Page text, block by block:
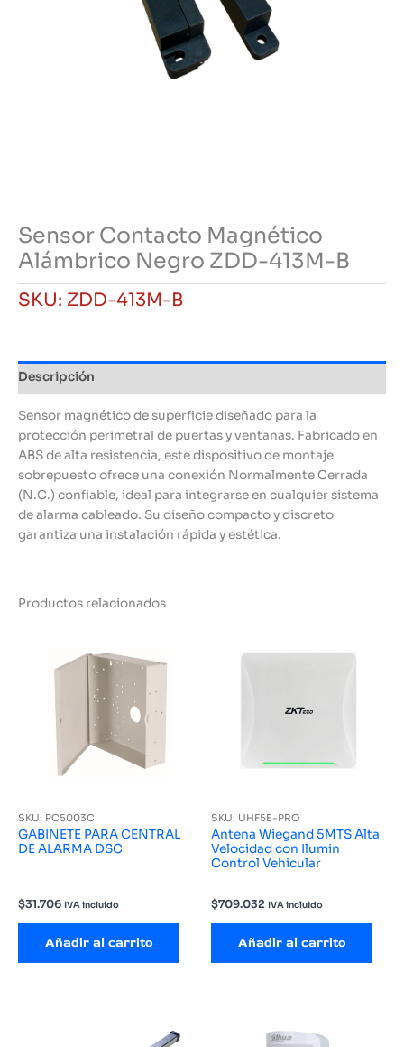
Sensor Contacto Magnético
Alámbrico Negro ZDD-413M-B
SKU: ZDD-413M-B
Descripción
Sensor magnético de superficie diseñado para la
protección perimetral de puertas y ventanas. Fabricado en
ABS de alta resistencia, este dispositivo de montaje
sobrepuesto ofrece una conexión Normalmente Cerrada
(N.C.) confiable, ideal para integrarse en cualquier sistema
de alarma cableado. Su diseño compacto y discreto
garantiza una instalación rápida y estética.
Productos relacionados
SKU: PC5003C
GABINETE PARA CENTRAL
DE ALARMA DSC
$31.706 IVA incluido
Añadir al carrito
SKU: UHF5E-PRO
Antena Wiegand 5MTS Alta
Velocidad con Ilumin
Control Vehicular
$709.032 IVA incluido
Añadir al carrito